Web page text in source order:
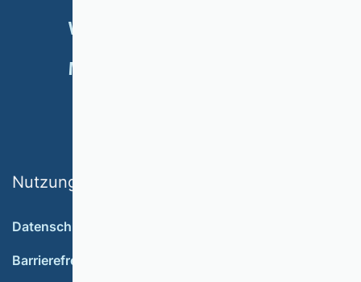
VERANSTALTUNGEN
MITGLIED WERDEN
Nutzungsbedingungen
Datenschutz
Barrierefreiheit